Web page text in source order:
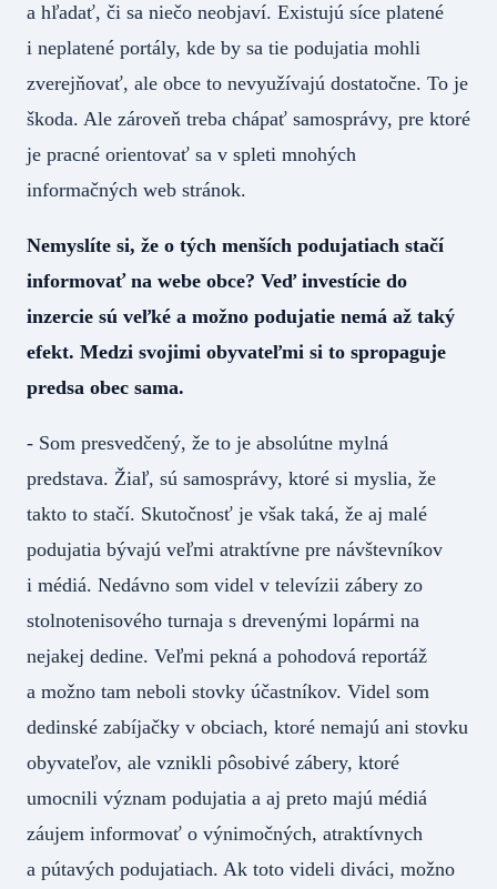
a hľadať, či sa niečo neobjaví. Existujú síce platené
i neplatené portály, kde by sa tie podujatia mohli
zverejňovať, ale obce to nevyužívajú dostatočne. To je
škoda. Ale zároveň treba chápať samosprávy, pre ktoré
je pracné orientovať sa v spleti mnohých
informačných web stránok.
Nemyslíte si, že o tých menších podujatiach stačí
informovať na webe obce? Veď investície do
inzercie sú veľké a možno podujatie nemá až taký
efekt. Medzi svojimi obyvateľmi si to spropaguje
predsa obec sama.
- Som presvedčený, že to je absolútne mylná
predstava. Žiaľ, sú samosprávy, ktoré si myslia, že
takto to stačí. Skutočnosť je však taká, že aj malé
podujatia bývajú veľmi atraktívne pre návštevníkov
i médiá. Nedávno som videl v televízii zábery zo
stolnotenisového turnaja s drevenými lopármi na
nejakej dedine. Veľmi pekná a pohodová reportáž
a možno tam neboli stovky účastníkov. Videl som
dedinské zabíjačky v obciach, ktoré nemajú ani stovku
obyvateľov, ale vznikli pôsobivé zábery, ktoré
umocnili význam podujatia a aj preto majú médiá
záujem informovať o výnimočných, atraktívnych
a pútavých podujatiach. Ak toto videli diváci, možno